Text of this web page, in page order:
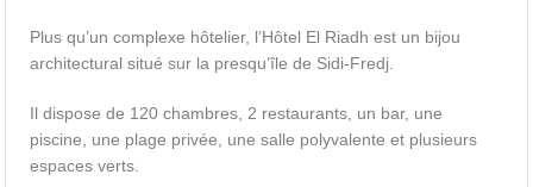
Plus qu’un complexe hôtelier, l’Hôtel El Riadh est un bijou
architectural situé sur la presqu’île de Sidi-Fredj.
Il dispose de 120 chambres, 2 restaurants, un bar, une
piscine, une plage privée, une salle polyvalente et plusieurs
espaces verts.